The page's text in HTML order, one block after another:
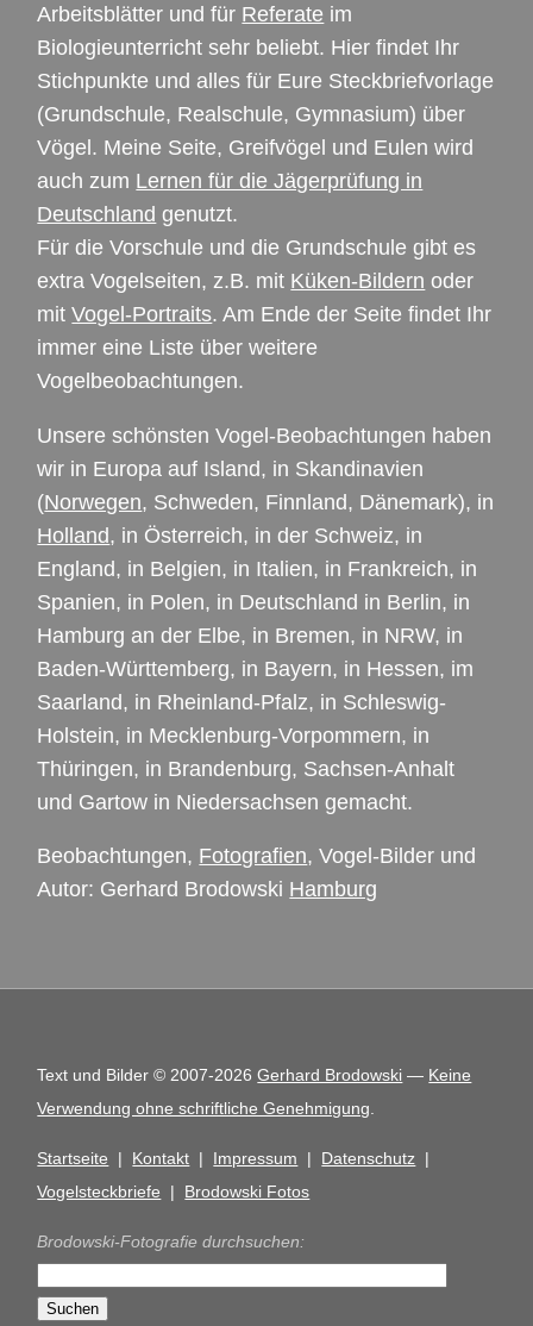
Arbeitsblätter und für Referate im
Biologieunterricht sehr beliebt. Hier findet Ihr
Stichpunkte und alles für Eure Steckbriefvorlage
(Grundschule, Realschule, Gymnasium) über
Vögel. Meine Seite, Greifvögel und Eulen wird
auch zum Lernen für die Jägerprüfung in
Deutschland genutzt.
Für die Vorschule und die Grundschule gibt es
extra Vogelseiten, z.B. mit Küken-Bildern oder
mitVogel-Portraits. Am Ende der Seite findet Ihr
immer eine Liste über weitere
Vogelbeobachtungen.
Unsere schönsten Vogel-Beobachtungen haben
wir in Europa auf Island, in Skandinavien
(Norwegen, Schweden, Finnland, Dänemark), in
Holland, in Österreich, in der Schweiz, in
England, in Belgien, in Italien, in Frankreich, in
Spanien, in Polen, in Deutschland in Berlin, in
Hamburg an der Elbe, in Bremen, in NRW, in
Baden-Württemberg, in Bayern, in Hessen, im
Saarland, in Rheinland-Pfalz, in Schleswig-
Holstein, in Mecklenburg-Vorpommern, in
Thüringen, in Brandenburg, Sachsen-Anhalt
und Gartow in Niedersachsen gemacht.
Beobachtungen, Fotografien, Vogel-Bilder und
Autor: Gerhard Brodowski Hamburg
Text und Bilder © 2007-2026Gerhard Brodowski — Keine
Verwendung ohne schriftliche Genehmigung
Startseite | Kontakt | Impressum | Datenschutz |
Vogelsteckbriefe | Brodowski Fotos
Brodowski-Fotografie durchsuchen: